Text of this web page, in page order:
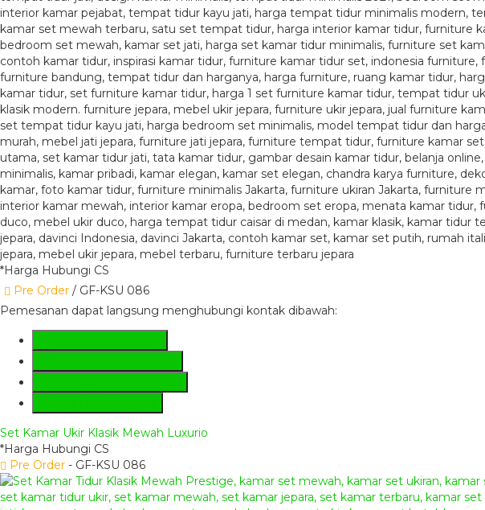
*Harga Hubungi CS
Pre Order / GF-KSU 086
Pemesanan dapat langsung menghubungi kontak dibawah:
Set Kamar Ukir Klasik Mewah Luxurio
*Harga Hubungi CS
Pre Order - GF-KSU 086